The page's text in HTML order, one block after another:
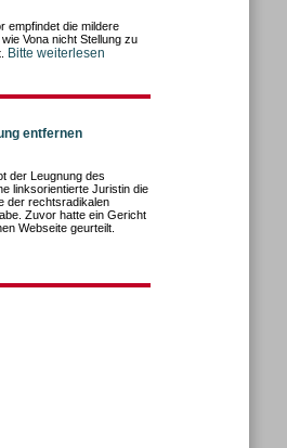
empfindet die mildere
Vona nicht Stellung zu
Bitte weiterlesen
entfernen
der Leugnung des
linksorientierte Juristin die
der rechtsradikalen
Zuvor hatte ein Gericht
Webseite geurteilt.